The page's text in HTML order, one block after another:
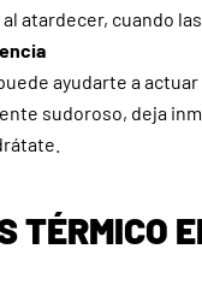
atardecer, cuando
ayudarte a
sudoroso, deja
TÉRMICO